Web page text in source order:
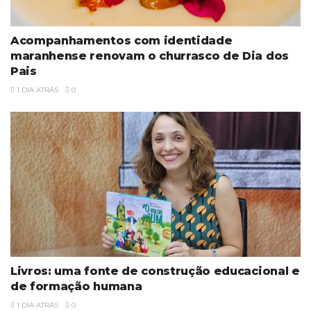
Acompanhamentos com identidade
maranhense renovam o churrasco de Dia dos
Pais
1 DIA ATRÁS 0
Livros: uma fonte de construção educacional e
de formação humana
1 DIA ATRÁS 0